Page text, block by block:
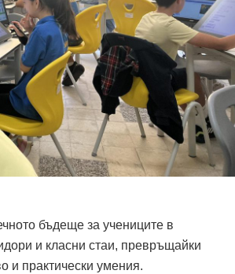
бъдеще за учениците в
и класни стаи, превръщайки
и практически умения.